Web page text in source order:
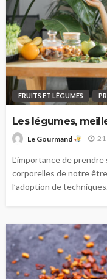
FRUITS ET LÉGUMES
Les légumes,
Le Gourmand 21
L’importance de
corporelles de notre
l’adoption de